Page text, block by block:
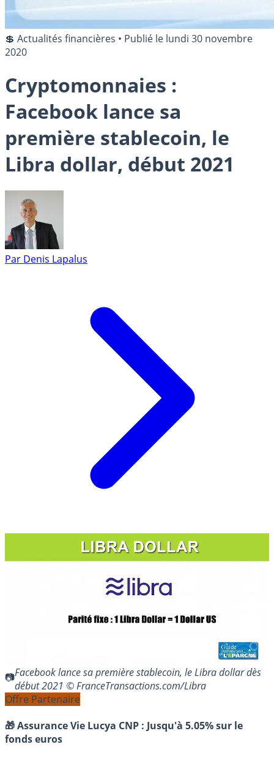
💲 Actualités financières • Publié le lundi 30 novembre
2020
Cryptomonnaies :
Facebook lance sa
première stablecoin, le
Libra dollar, début 2021
Par Denis Lapalus
Facebook lance sa première stablecoin, le Libra dollar dès
début 2021 © FranceTransactions.com/Libra
Offre Partenaire
🎁 Assurance Vie Lucya CNP : Jusqu'à 5.05% sur le
fonds euros